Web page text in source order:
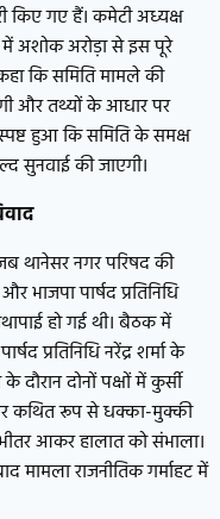
किए गए हैं। कमेटी अध्यक्ष
अशोक अरोड़ा से इस पूरे
कि समिति मामले की
और तथ्यों के आधार पर
हुआ कि समिति के समक्ष
सुनवाई की जाएगी।
थानेसर नगर परिषद की
भाजपा पार्षद प्रतिनिधि
हो गई थी। बैठक में
प्रतिनिधि नरेंद्र शर्मा के
दोनों पक्षों में कुर्सी
कथित रूप से धक्का-मुक्की
आकर हालात को संभाला।
मामला राजनीतिक गर्माहट में